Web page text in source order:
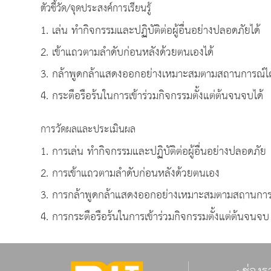
ตัวชี้วัด/จุดประสงค์การเรียนรู้
1. เล่น ทำกิจกรรมและปฏิบัติต่อผู้อื่นอย่างปลอดภัยได้
2. เข้าแถวตามลำดับก่อนหลังด้วยตนเองได้
3. กล้าพูดกล้าแสดงออกอย่างเหมาะสมตามสถานการณ์
4. กระตือรือร้นในการเข้าร่วมกิจกรรมตั้งแต่ต้นจนจบได้
การวัดผลและประเมินผล
1. การเล่น ทำกิจกรรมและปฏิบัติต่อผู้อื่นอย่างปลอดภัย
2. การเข้าแถวตามลำดับก่อนหลังด้วยตนเอง
3. การกล้าพูดกล้าแสดงออกอย่างเหมาะสมตามสถานก
4. การกระตือรือร้นในการเข้าร่วมกิจกรรมตั้งแต่ต้นจนจบ